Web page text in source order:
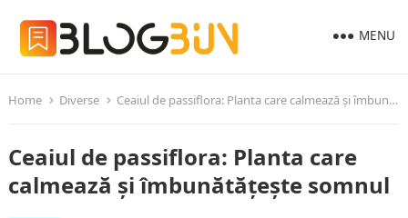
MENU
Home Diverse Ceaiul de passiflora: Planta care calmează și îmbunătățește somnul
Ceaiul de passiflora: Planta care
calmează și îmbunătățește somnul